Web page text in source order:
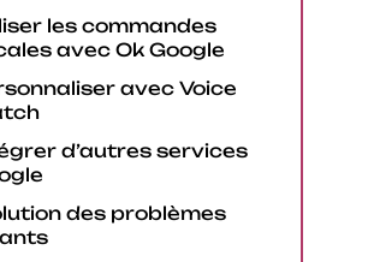
les commandes
avec Ok Google
avec Voice
d’autres services
des problèmes